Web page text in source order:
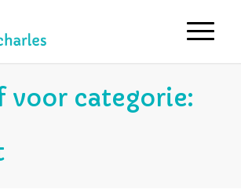
voor categorie: